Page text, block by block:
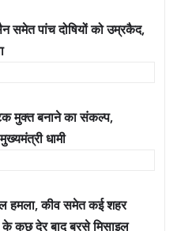
समेत पांच दोषियों को उम्रकैद,
मुक्त बनाने का संकल्प,
धामी
हमला, कीव समेत कई शहर
कुछ देर बाद बरसे मिसाइल